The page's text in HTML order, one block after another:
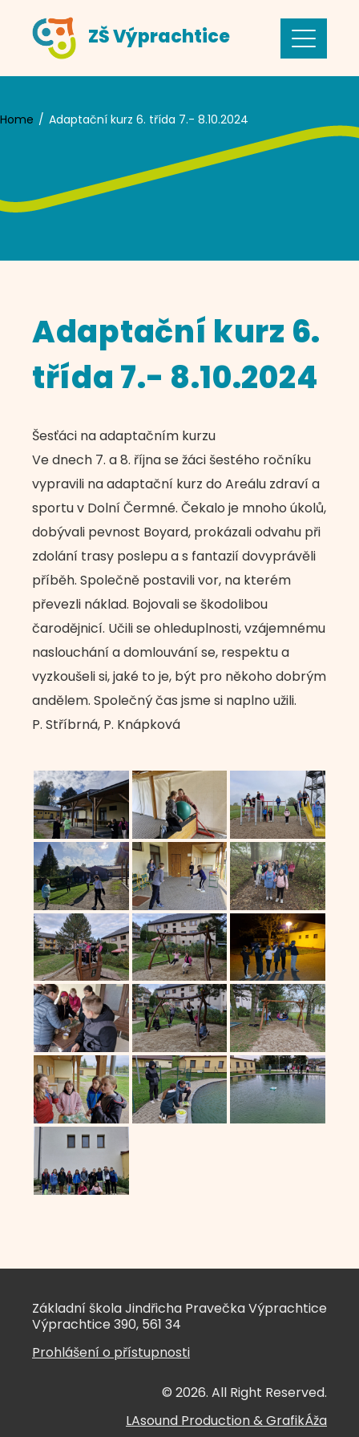
content
ZŠ Výprachtice
Home Adaptační kurz 6. třída 7.- 8.10.2024
Adaptační kurz 6.
třída 7.- 8.10.2024
Šesťáci na adaptačním kurzu
Ve dnech 7. a 8. října se žáci šestého ročníku
vypravili na adaptační kurz do Areálu zdraví a
sportu v Dolní Čermné. Čekalo je mnoho úkolů,
dobývali pevnost Boyard, prokázali odvahu při
zdolání trasy poslepu a s fantazií dovyprávěli
příběh. Společně postavili vor, na kterém
převezli náklad. Bojovali se škodolibou
čarodějnicí. Učili se ohleduplnosti, vzájemnému
naslouchání a domlouvání se, respektu a
vyzkoušeli si, jaké to je, být pro někoho dobrým
andělem. Společný čas jsme si naplno užili.
P. Stříbrná, P. Knápková
Základní škola Jindřicha Pravečka Výprachtice
Výprachtice 390, 561 34
Prohlášení o přístupnosti
© 2026. All Right Reserved.
LAsound Production&GrafikÁža